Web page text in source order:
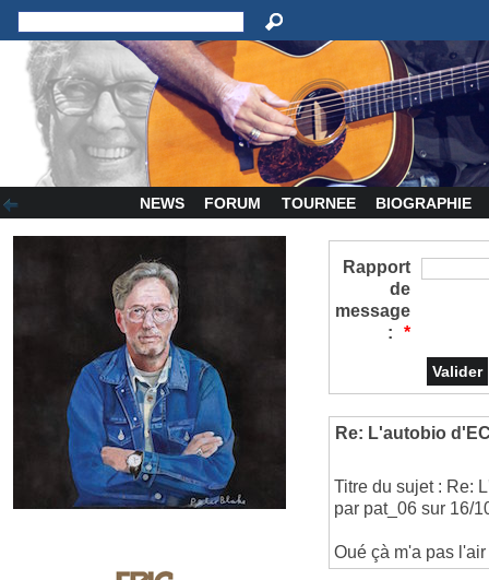
NEWS FORUM TOURNEE BIOGRAPHIE
Rapport
de
message
:
*
Re: L'autobio
Titre du sujet : Re:
par pat_06 sur 16/
Oué çà m'a pas